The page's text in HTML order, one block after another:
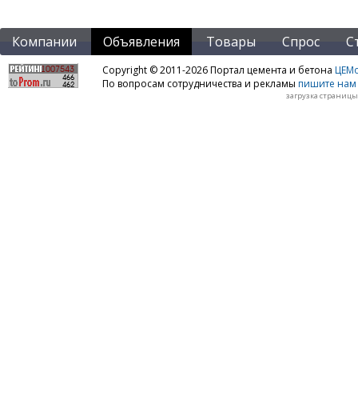
Компании Объявления Товары Спрос
Copyright © 2011-2026 Портал цемента и бетона
По вопросам сотрудничества и рекламы пишите нам
загрузка